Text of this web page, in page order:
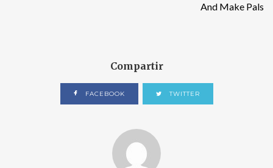
And Make Pals
Compartir
FACEBOOK TWITTER